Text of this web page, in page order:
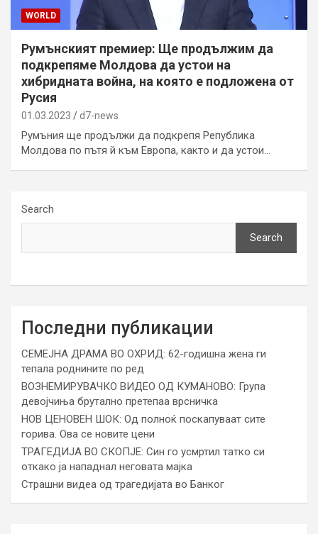
WORLD
Румънският премиер: Ще продължим да
подкрепяме Молдова да устои на
хибридната война, на която е подложена от
Русия
01.03.2023 d7-news
Румъния ще продължи да подкрепя Република
Молдова по пътя й към Европа, както и да устои…
Search
Search
Последни публикации
СЕМЕЈНА ДРАМА ВО ОХРИД: 62-годишна жена ги
тепала роднините по ред
ВОЗНЕМИРУВАЧКО ВИДЕО ОД КУМАНОВО: Група
девојчиња брутално претепаа врсничка
НОВ ЦЕНОВЕН ШОК: Од полноќ поскапуваат сите
горива. Ова се новите цени
ТРАГЕДИЈА ВО СКОПЈЕ: Син го усмртил татко си
откако ја нападнал неговата мајка
Страшни видеа од трагедијата во Банког